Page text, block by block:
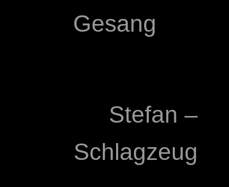
Gesang
Stefan –
Schlagzeug